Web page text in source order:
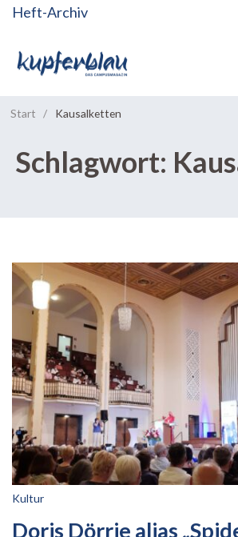
Heft-Archiv
Start / Kausalketten
Schlagwort:
Kultur
Doris Dörrie alias